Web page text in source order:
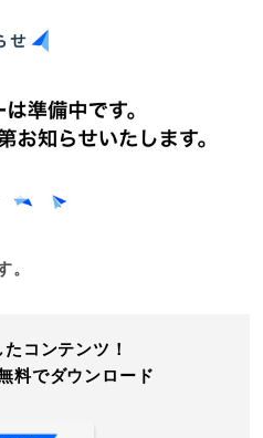
。
コンテンツ！
料でダウンロード